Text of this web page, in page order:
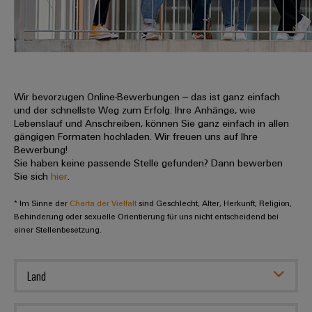
erlebbar
werden.
Datencenter
Produkte
für
Rechenzentren
–
effizient,
zuverlässig,
skalierbar
Energiespeicher
Lösungen
und
Anschlusstechnologie
DC-
u-
OS
Edge
Computing
Industrial
5G
Single
Leiterplattenklemmen
Gehäusesysteme
komponenten
Kabeleinführungssysteme
und
-
komponenten
Anschlussleitungen,
Patchkabel
Fast
Delivery
Beratung
und
digitale
Planung
easyConnect
-
Ihre
uns
Promotionfahrzeug
Distribution
Info
für
unsere
Partner
Vertrieb
Weidmüller
Zahlen
Unser
Vorstand
Nachhaltigkeit
Academy
People
Karriere
Stellen
für
Berufserfahrene
Für
Studierende
Werkstudententätigkeiten
Praktika
Abschlussarbeiten
Wir bevorzugen Online-Bewerbungen – das ist ganz einfach
und der schnellste Weg zum Erfolg. Ihre Anhänge, wie
Lebenslauf und Anschreiben, können Sie ganz einfach in allen
gängigen Formaten hochladen. Wir freuen uns auf Ihre
Bewerbung!
Sie haben keine passende Stelle gefunden? Dann bewerben
Sie sichhier
* Im Sinne der Charta der Vielfalt sind Geschlecht, Alter, Herkunft, Religion,
Behinderung oder sexuelle Orientierung für uns nicht entscheidend bei
einer Stellenbesetzung.
Land